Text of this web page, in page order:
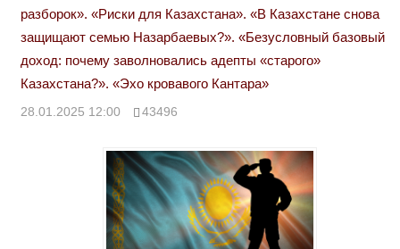
разборок». «Риски для Казахстана». «В Казахстане снова
защищают семью Назарбаевых?». «Безусловный базовый
доход: почему заволновались адепты «старого»
Казахстана?». «Эхо кровавого Кантара»
28.01.2025 12:00 43496